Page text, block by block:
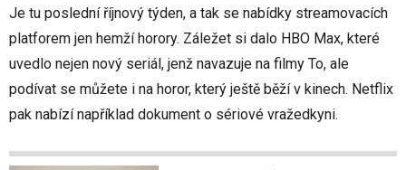
Je tu poslední říjnový týden, a tak se nabídky streamovacích
platforem jen hemží horory. Záležet si dalo HBO Max, které
uvedlo nejen nový seriál, jenž navazuje na filmy To, ale
podívat se můžete i na horor, který ještě běží v kinech. Netflix
pak nabízí například dokument o sériové vražedkyni.